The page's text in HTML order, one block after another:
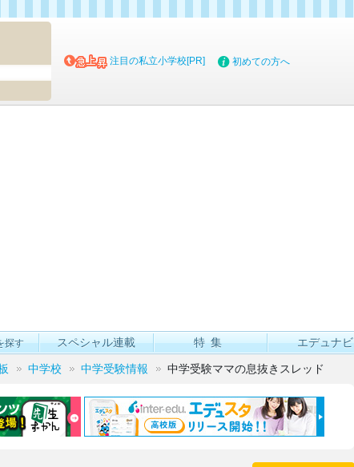
注目の私立小学校[PR] 初めての方へ
探す スペシャル連載 特集 エデュナビ
中学校 中学受験情報 中学受験ママの息抜きスレッド